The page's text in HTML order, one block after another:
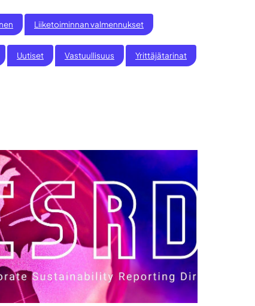
Liiketoiminnan valmennukset
Uutiset Vastuullisuus Yrittäjätarinat